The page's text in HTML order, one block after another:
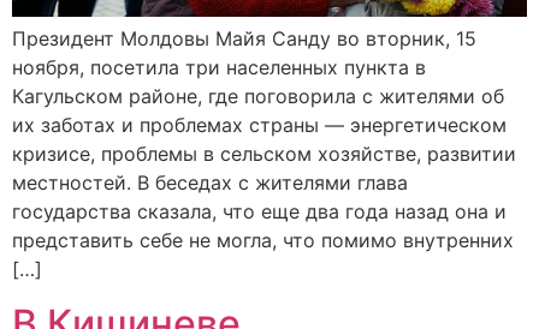
Президент Молдовы Майя Санду во вторник, 15
ноября, посетила три населенных пункта в
Кагульском районе, где поговорила с жителями об
их заботах и ​​проблемах страны — энергетическом
кризисе, проблемы в сельском хозяйстве, развитии
местностей. В беседах с жителями глава
государства сказала, что еще два года назад она и
представить себе не могла, что помимо внутренних
[…]